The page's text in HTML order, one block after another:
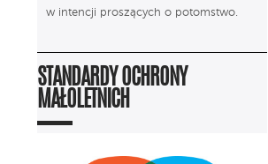
w intencji proszących o potomstwo.
STANDARDY OCHRONY
MAŁOLETNICH